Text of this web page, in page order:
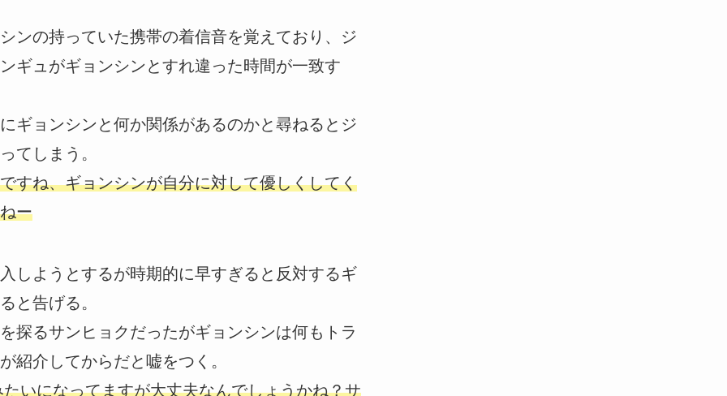
ンの持っていた携帯の着信音を覚えており、ジ
ギュがギョンシンとすれ違った時間が一致す
ギョンシンと何か関係があるのかと尋ねるとジ
てしまう。
すね、ギョンシンが自分に対して優しくしてく
ー
しようとするが時期的に早すぎると反対するギ
と告げる。
探るサンヒョクだったがギョンシンは何もトラ
紹介してからだと嘘をつく。
いになってますが大丈夫なんでしょうかね？サ